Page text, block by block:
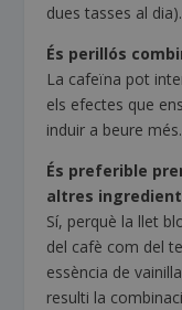
dues tasses al dia).
És perillós
La cafeïna pot
els efectes que
induir a beure més.
És preferible
altres
Sí, perquè la llet
del cafè com del
essència de
resulti la